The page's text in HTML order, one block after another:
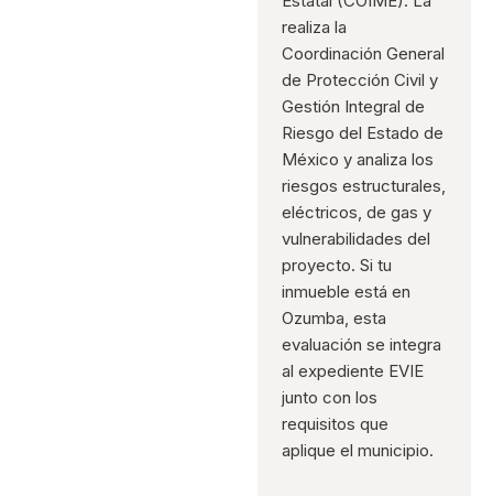
realiza la
Coordinación General
de Protección Civil y
Gestión Integral de
Riesgo del Estado de
México y analiza los
riesgos estructurales,
eléctricos, de gas y
vulnerabilidades del
proyecto. Si tu
inmueble está en
Ozumba, esta
evaluación se integra
al expediente EVIE
junto con los
requisitos que
aplique el municipio.